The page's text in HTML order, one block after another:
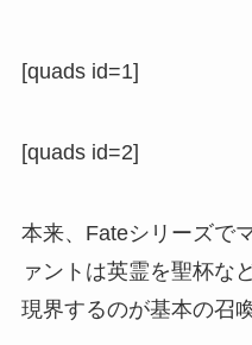
[quads id=1]
[quads id=2]
本来、Fateシリーズで
ァントは英霊を聖杯な
現界するのが基本の召